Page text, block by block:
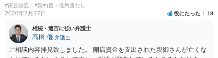
#家族信託 #契約書・借用書なし
2020年7月17日 役にたった 18
相続・遺言に強い弁護士
髙橋 優 弁護士
ご相談内容拝見致しました。 開店資金を支出された親御さんが亡くな